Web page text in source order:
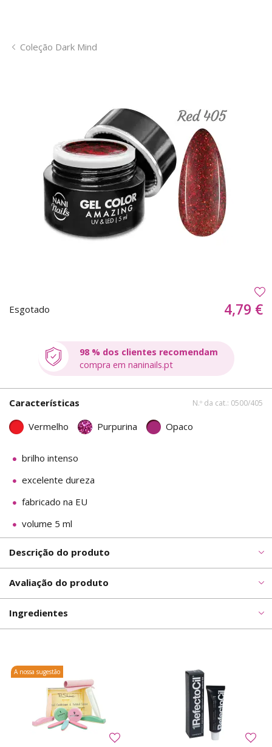
Coleção Dark Mind
Esgotado 4,79 €
98 % dos clientes recomendam
compra em naninails.pt
Características N.º da cat.: 0500/405
Vermelho Purpurina Opaco
brilho intenso
excelente dureza
fabricado na EU
volume 5 ml
Descrição do produto
Avaliação do produto
Ingredientes
A nossa sugestão